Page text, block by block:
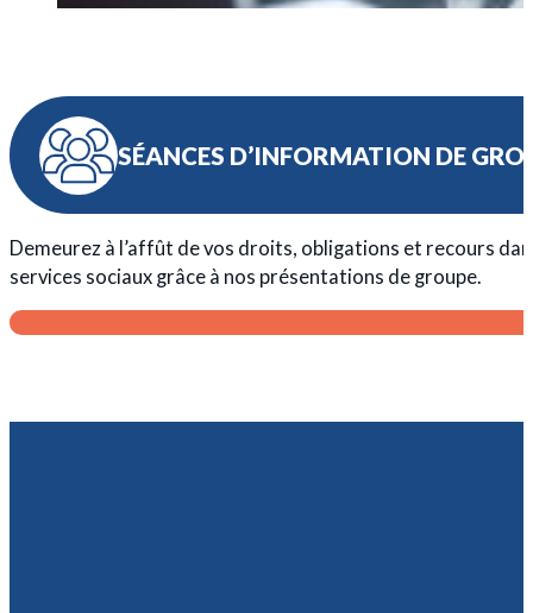
SÉANCES D’INFORMATION DE
Demeurez à l’affût de vos droits, obligations et recours
services sociaux grâce à nos présentations de groupe.